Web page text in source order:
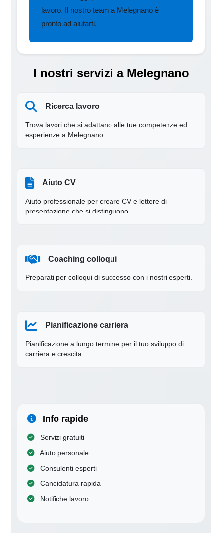
lavoro. Il nostro team a Melegnano è
pronto ad aiutarti.
I nostri servizi a Melegnano
Ricerca lavoro
Trova lavori che si adattano alle tue competenze ed
esperienze a Melegnano.
Aiuto CV
Aiuto professionale per creare CV e lettere di
presentazione che si distinguono.
Coaching colloqui
Preparati per colloqui di successo con i nostri esperti.
Pianificazione carriera
Pianificazione a lungo termine per il tuo sviluppo di
carriera e crescita.
Info rapide
Servizi gratuiti
Aiuto personale
Consulenti esperti
Candidatura rapida
Notifiche lavoro